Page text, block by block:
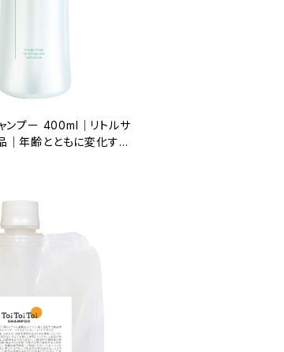
ンプー 400ml｜リトルサ
｜年齢とともに変化する
るホームケア。